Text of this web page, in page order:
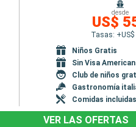
desde
US$
Tasas: +US$
Niños Gratis
Sin Visa
Club de niños
Gastronomía
Comidas incluidas
VER LAS OFERTAS